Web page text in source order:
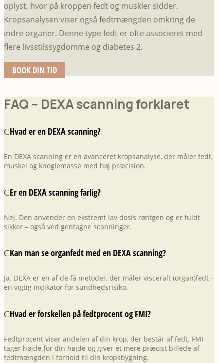
oplyst, hvor på kroppen fedt og muskler sidder.
Kropsanalysen viser også fedtmængden omkring de
indre organer. Denne type fedt er ofte associeret med
flere livsstilssygdomme og diabetes 2.
BOOK DIN TID
FAQ – DEXA scanning forklaret
Hvad er en DEXA scanning?
En DEXA scanning er en avanceret kropsanalyse, der måler fedt,
muskel og knoglemasse med høj præcision.
Er en DEXA scanning farlig?
Nej. Den anvender en ekstremt lav dosis røntgen og er fuldt
sikker – også ved gentagne scanninger.
Kan man se organfedt med en DEXA scanning?
Ja. DEXA er en af de få metoder, der måler visceralt (organ)fedt –
en vigtig indikator for sundhedsrisiko.
Hvad er forskellen på fedtprocent og FMI?
Fedtprocent viser andelen af din krop, der består af fedt. FMI
tager højde for din højde og giver et mere præcist billede af
fedtmængden i forhold til din kropsbygning.